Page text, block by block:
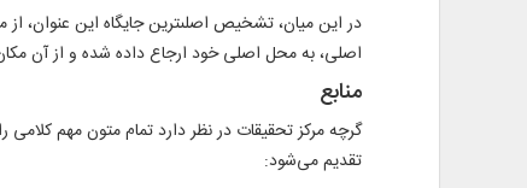
در اين ميان، تشخيص اصلى‏ترين جايگاه اين عنوان، از
اصلى، به محل اصلى خود ارجاع داده شده و از آن مكان
منابع
تقديم می‌شود: